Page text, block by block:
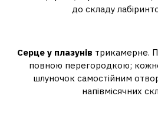
до складу
Серце у плазунів трикамерне.
повною перегородкою;
шлуночок самостійним
напівмісячних